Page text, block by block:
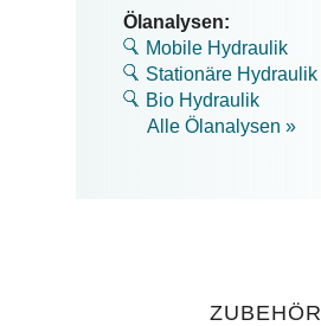
Ölanalysen:
Mobile Hydraulik
Stationäre Hydraulik
Bio Hydraulik
Alle Ölanalysen »
ZUBEHÖR